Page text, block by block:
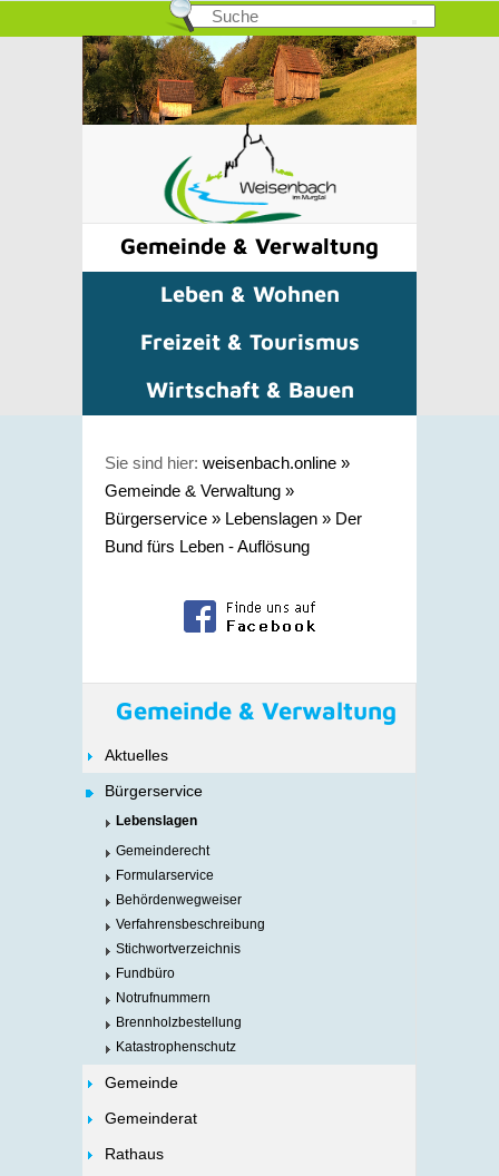
Gemeinde & Verwaltung
Leben & Wohnen
Freizeit & Tourismus
Wirtschaft & Bauen
Sie sind hier: weisenbach.online »
Gemeinde & Verwaltung »
Bürgerservice » Lebenslagen » Der
Bund fürs Leben - Auflösung
Gemeinde & Verwaltung
Aktuelles
Bürgerservice
Lebenslagen
Gemeinderecht
Formularservice
Behördenwegweiser
Verfahrensbeschreibung
Stichwortverzeichnis
Fundbüro
Notrufnummern
Brennholzbestellung
Katastrophenschutz
Gemeinde
Gemeinderat
Rathaus